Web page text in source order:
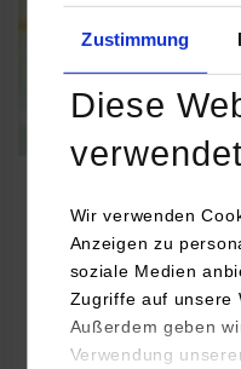
Zustimmung
Diese
Wir verwenden
Anzeigen zu
soziale Medien
Zugriffe auf unsere
Außerdem geben
Verwendung
BWL-Handel
WM SE
Otto-Hahn-Straße 10